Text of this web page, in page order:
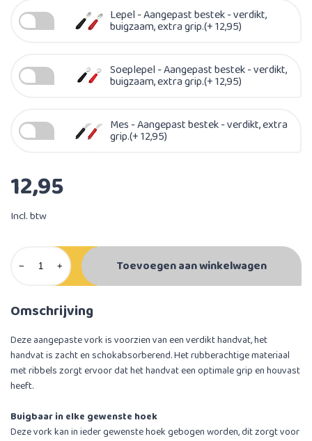
Lepel - Aangepast bestek - verdikt,
buigzaam, extra grip.(+ 12,95)
Soeplepel - Aangepast bestek - verdikt,
buigzaam, extra grip.(+ 12,95)
Mes - Aangepast bestek - verdikt, extra
grip.(+ 12,95)
12,95
Incl. btw
− + Toevoegen aan winkelwagen
Omschrijving
Deze aangepaste vork is voorzien van een verdikt handvat, het
handvat is zacht en schokabsorberend. Het rubberachtige materiaal
met ribbels zorgt ervoor dat het handvat een optimale grip en houvast
heeft.
Buigbaar in elke gewenste hoek
Deze vork kan in ieder gewenste hoek gebogen worden, dit zorgt voor